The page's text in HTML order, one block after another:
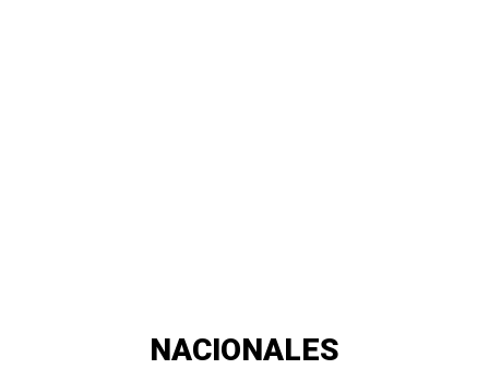
NACIONALES